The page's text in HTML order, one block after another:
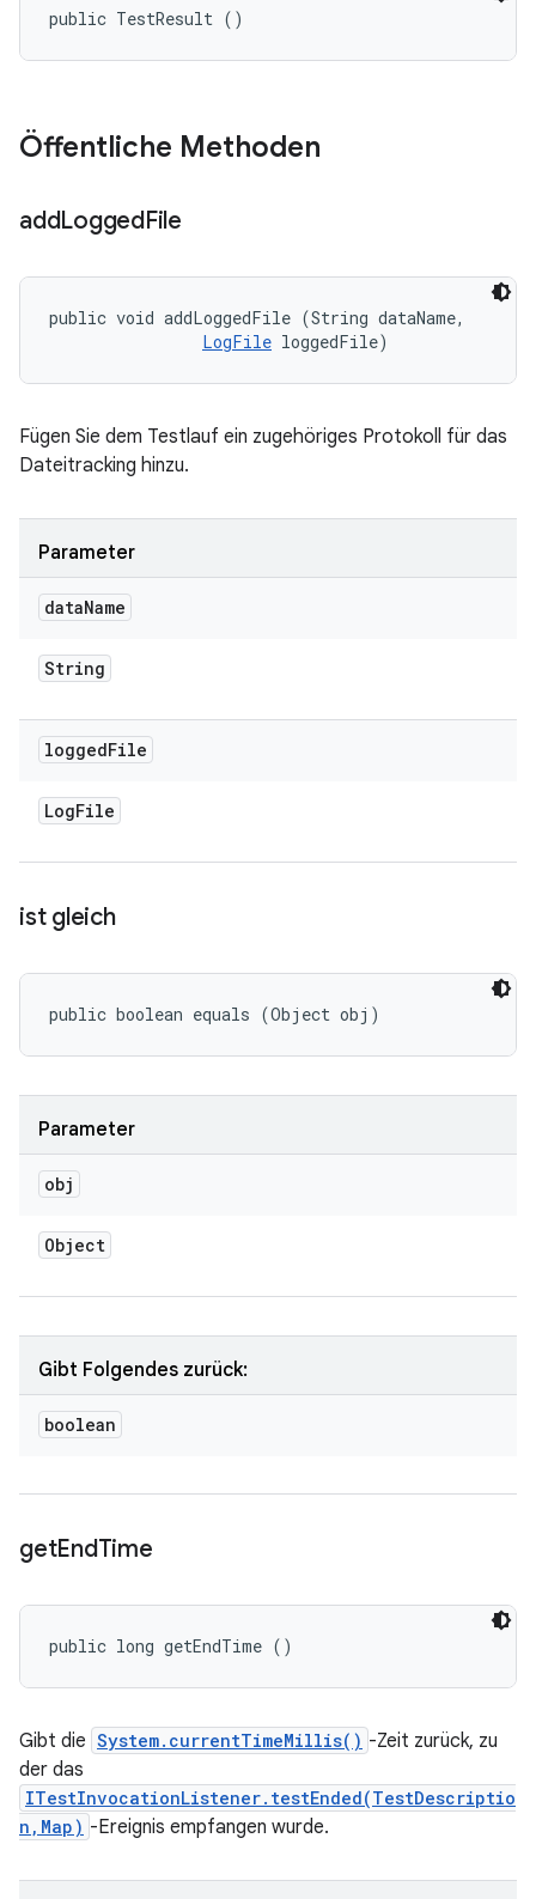
public TestResult ()
Öffentliche Methoden
addLoggedFile
public void addLoggedFile (String dataName,
LogFile loggedFile)
Fügen Sie dem Testlauf ein zugehöriges Protokoll für das
Dateitracking hinzu.
Parameter
dataName
String
loggedFile
LogFile
ist gleich
public boolean equals (Object obj)
Parameter
obj
Object
Gibt Folgendes zurück:
boolean
getEndTime
public long getEndTime ()
Gibt die System.currentTimeMillis() -Zeit zurück, zu
der das
ITestInvocationListener.testEnded(TestDescriptio
n,Map) -Ereignis empfangen wurde.